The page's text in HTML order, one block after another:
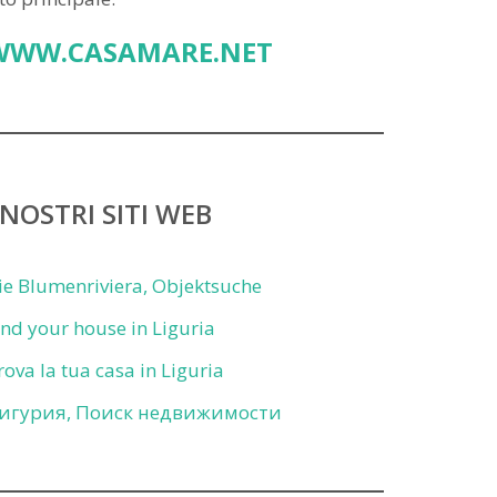
SITI WEB
Blumenriviera, Objektsuche
your house in Liguria
la tua casa in Liguria
Поиск недвижимости